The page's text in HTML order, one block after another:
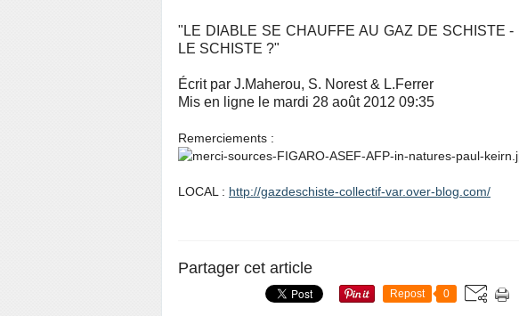
"LE DIABLE SE CHAUFFE AU GAZ DE SCHISTE -
LE SCHISTE ?"
Écrit par J.Maherou, S. Norest & L.Ferrer
Mis en ligne le mardi 28 août 2012 09:35
Remerciements :
LOCAL : http://gazdeschiste-collectif-var.over-blog.com/
Partager cet article
Repost 0